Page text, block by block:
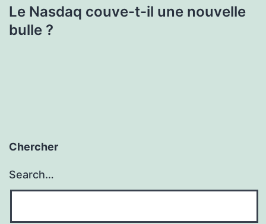
Le Nasdaq couve-t-il une nouvelle
bulle ?
Chercher
Search…